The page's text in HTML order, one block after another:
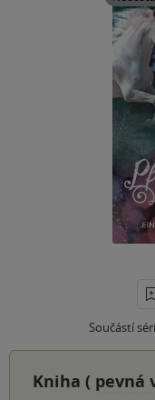
Součástí
Kniha ( pevná